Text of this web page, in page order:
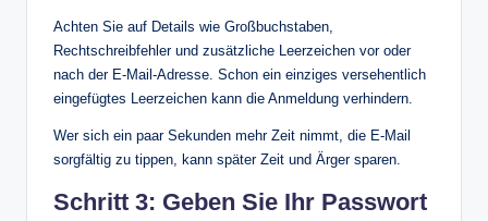
Achten Sie auf Details wie Großbuchstaben,
Rechtschreibfehler und zusätzliche Leerzeichen vor oder
nach der E-Mail-Adresse. Schon ein einziges versehentlich
eingefügtes Leerzeichen kann die Anmeldung verhindern.
Wer sich ein paar Sekunden mehr Zeit nimmt, die E-Mail
sorgfältig zu tippen, kann später Zeit und Ärger sparen.
Schritt 3: Geben Sie Ihr Passwort